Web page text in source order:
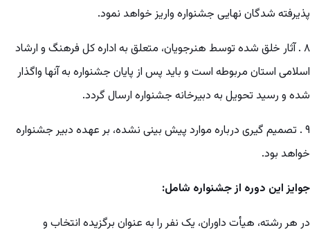
پذیرفته شدگان نهایی جشنواره واریز خواهد نمود.
۸ . آثار خلق شده توسط هنرجویان، متعلق به اداره کل فرهنگ و ارشاد
اسلامی استان مربوطه است و باید پس از پایان جشنواره به آنها واگذار
شده و رسید تحویل به دبیرخانه جشنواره ارسال گردد.
۹ . تصمیم گیری درباره موارد پیش بینی نشده، بر عهده دبیر جشنواره
خواهد بود.
جوایز این دوره از جشنواره شامل:
در هر رشته، هیأت داوران، یک نفر را به عنوان برگزیده انتخاب و